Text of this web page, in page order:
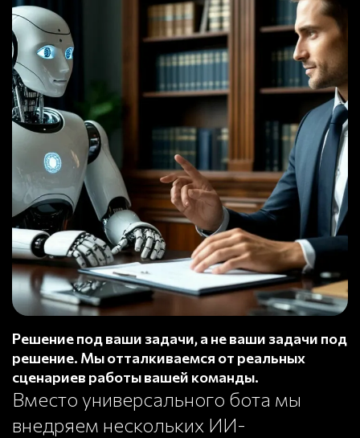
Решение под ваши задачи, а не ваши задачи под
решение. Мы отталкиваемся от реальных
сценариев работы вашей команды.
Вместо универсального бота мы
внедряем нескольких ИИ-